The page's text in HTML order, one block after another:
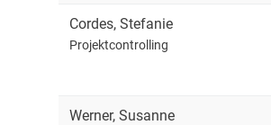
Cordes,Stefanie
Projektcontrolling
Werner,Susanne